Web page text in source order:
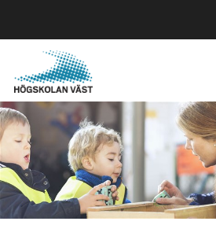
t
i
l
l
h
u